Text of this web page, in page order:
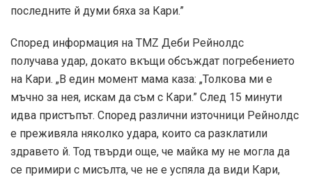
последните й думи бяха за Кари.”
Според информация на TMZ Деби Рейнолдс
получава удар, докато вкъщи обсъждат погребението
на Кари. „В един момент мама каза: „Толкова ми е
мъчно за нея, искам да съм с Кари.” След 15 минути
идва пристъпът. Според различни източници Рейнолдс
е преживяла няколко удара, които са разклатили
здравето й. Тод твърди още, че майка му не могла да
се примири с мисълта, че не е успяла да види Кари,